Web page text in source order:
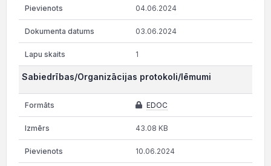
04.06.2024
03.06.2024
1
Sabiedrības/Organizācijas protokoli/lēmumi
EDOC
43.08 KB
10.06.2024